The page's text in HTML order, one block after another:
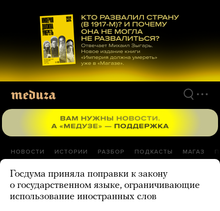
материалам
НОВОСТИ ИСТОРИИ РАЗБОР ПОДКАСТЫ МАГАЗ
Госдума приняла поправки к закону
о государственном языке, ограничивающие
использование иностранных слов